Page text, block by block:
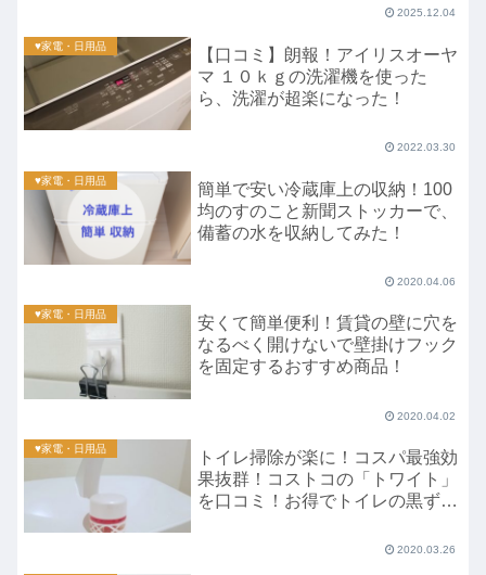
2025.12.04
♥家電・日用品
【口コミ】朗報！アイリスオーヤ
マ １０ｋｇの洗濯機を使った
ら、洗濯が超楽になった！
2022.03.30
♥家電・日用品
簡単で安い冷蔵庫上の収納！100
均のすのこと新聞ストッカーで、
備蓄の水を収納してみた！
2020.04.06
♥家電・日用品
安くて簡単便利！賃貸の壁に穴を
なるべく開けないで壁掛けフック
を固定するおすすめ商品！
2020.04.02
♥家電・日用品
トイレ掃除が楽に！コスパ最強効
果抜群！コストコの「トワイト」
を口コミ！お得でトイレの黒ずみ
2020.03.26